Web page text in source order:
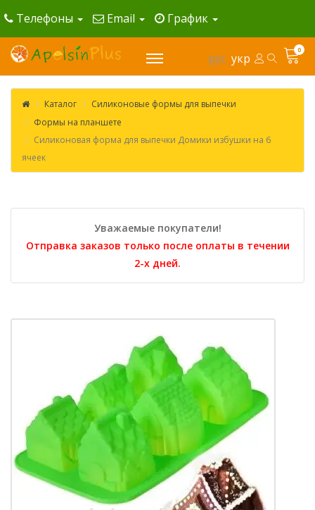
Телефоны Email График
рус укр
0
Каталог
Силиконовые формы для выпечки
Формы на планшете
Силиконовая форма для выпечки Домики избушки на 6
ячеек
Уважаемые покупатели!
Отправка заказов только после оплаты в течении
2-х дней.